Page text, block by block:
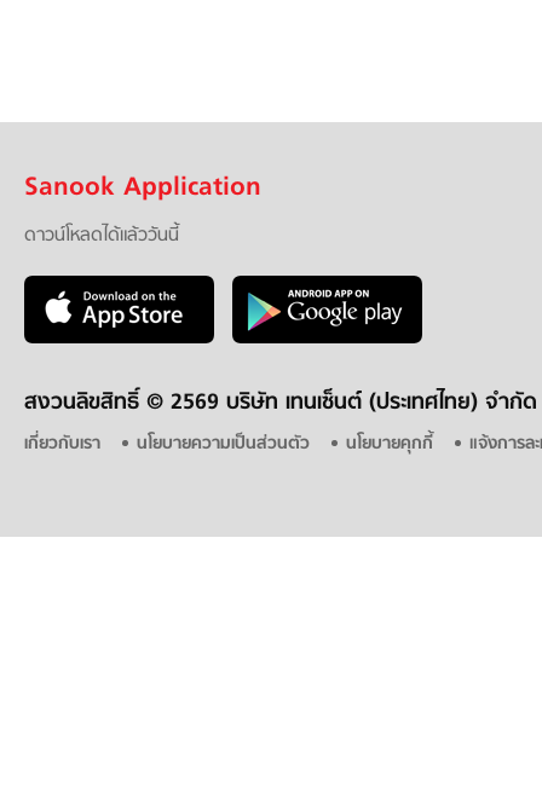
Sanook Application
ดาวน์โหลดได้แล้ววันนี้
สงวนลิขสิทธิ์ © 2569 บริษัท เทนเซ็นต์ (ประเทศไทย) จำกัด
เกี่ยวกับเรา นโยบายความเป็นส่วนตัว นโยบายคุกกี้ แจ้งการล